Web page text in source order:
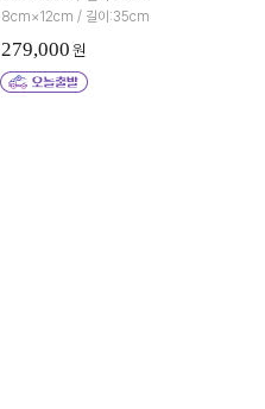
8cm×12cm / 길이:35cm
279,000원